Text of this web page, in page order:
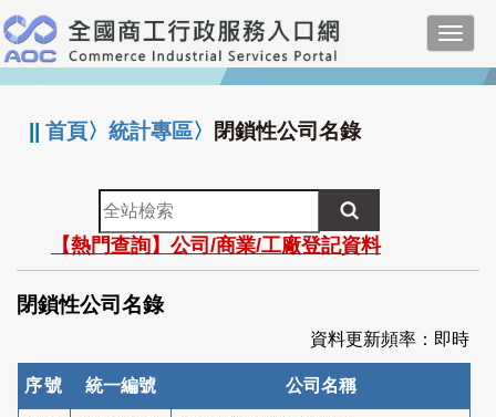
跳
到
主
要
:::
||首頁〉統計專區〉 閉鎖性公司名錄
全
站
檢
索
【熱門查詢】公司/商業/工廠登記資料
閉鎖性公司名錄
資料更新頻率：即時
序號 統一編號 公司名稱